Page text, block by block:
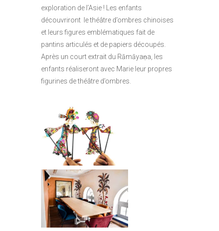
exploration de l’Asie ! Les enfants
découvriront le théâtre d’ombres chinoises
et leurs figures emblématiques fait de
pantins articulés et de papiers découpés.
Après un court extrait du Rāmāyaṇa, les
enfants réaliseront avec Marie leur propres
figurines de théâtre d’ombres.